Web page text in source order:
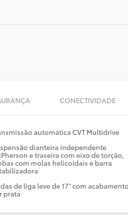
CONECTIVIDADE
automática CVT Multidrive
dianteira independente
e traseira com eixo de torção,
com molas helicoidais e barra
de liga leve de 17" com
prata